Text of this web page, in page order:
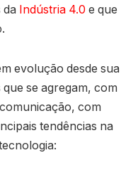
Indústria 4.0 e que
evolução desde sua
se agregam, com
com
tendências na